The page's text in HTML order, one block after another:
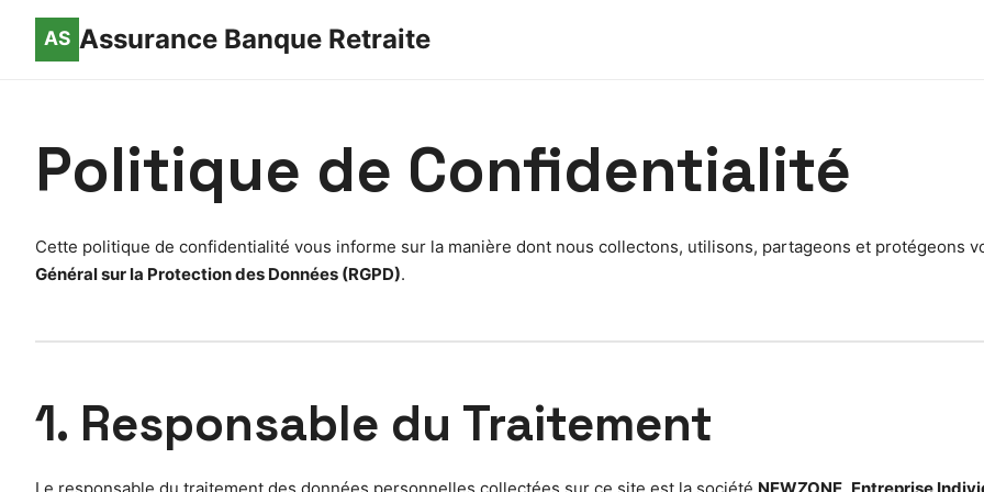
Assurance Banque Retraite
Politique de Confidentialité
Cette politique de confidentialité vous informe sur la manière dont nous collectons, utilisons, partageons et protégeons
Général sur la Protection des Données (RGPD).
1. Responsable du Traitement